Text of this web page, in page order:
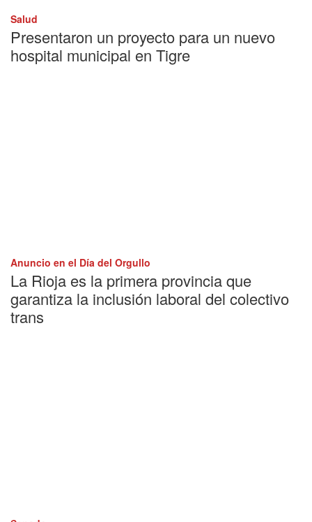
Salud
Presentaron un proyecto para un nuevo
hospital municipal en Tigre
Anuncio en el Día del Orgullo
La Rioja es la primera provincia que
garantiza la inclusión laboral del colectivo
trans